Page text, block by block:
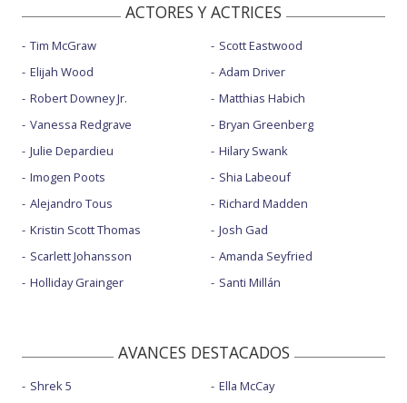
ACTORES Y ACTRICES
Tim McGraw
Elijah Wood
Robert Downey Jr.
Vanessa Redgrave
Julie Depardieu
Imogen Poots
Alejandro Tous
Kristin Scott Thomas
Scarlett Johansson
Holliday Grainger
Scott Eastwood
Adam Driver
Matthias Habich
Bryan Greenberg
Hilary Swank
Shia Labeouf
Richard Madden
Josh Gad
Amanda Seyfried
Santi Millán
AVANCES DESTACADOS
Shrek 5
Ella McCay